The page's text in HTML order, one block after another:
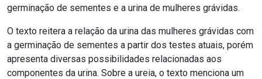
germinação de sementes e a urina de mulheres grávidas.
O texto reitera a relação da urina das mulheres grávidas com
a germinação de sementes a partir dos testes atuais, porém
apresenta diversas possibilidades relacionadas aos
componentes da urina. Sobre a ureia, o texto menciona um